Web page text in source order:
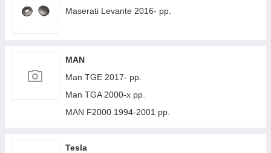
Maserati Levante 2016- рр.
MAN
Man TGE 2017- рр.
Man TGA 2000-х рр.
MAN F2000 1994-2001 рр.
Tesla